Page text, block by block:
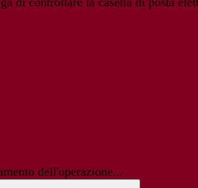
dell'operazione...